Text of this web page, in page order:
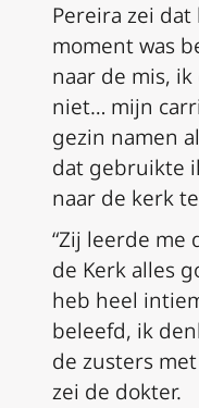
Pereira zei
moment was
naar de mis,
niet… mijn
gezin namen
dat gebruikte
naar de kerk
“Zij leerde me
de Kerk alles
heb heel
beleefd, ik
de zusters
zei de dokter.